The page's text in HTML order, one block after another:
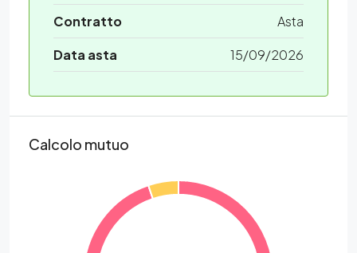
Contratto
Asta
Data asta
15/09/2026
Calcolo mutuo